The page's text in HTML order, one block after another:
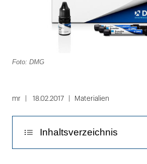
Foto: DMG
mr 18.02.2017 Materialien
Inhaltsverzeichnis